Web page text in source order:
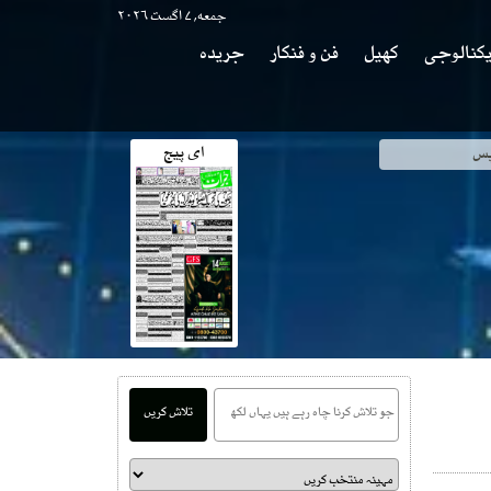
جمعه, ۷ اگست ۲۰۲۶
کھیل فن و فنکار
جریدہ
ای پیج
تلاش کریں